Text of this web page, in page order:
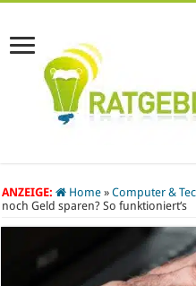
ANZEIGE: Home » Computer &
noch Geld sparen? So funktioniert‘s